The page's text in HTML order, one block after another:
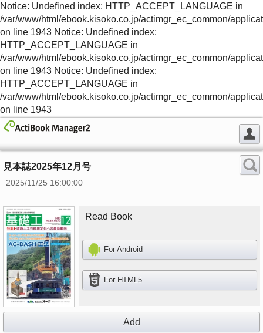
Notice: Undefined index: HTTP_ACCEPT_LANGUAGE in
/var/www/html/ebook.kisoko.co.jp/actimgr_ec_common/
on line 1943 Notice: Undefined index:
HTTP_ACCEPT_LANGUAGE in
/var/www/html/ebook.kisoko.co.jp/actimgr_ec_common/
on line 1943 Notice: Undefined index:
HTTP_ACCEPT_LANGUAGE in
/var/www/html/ebook.kisoko.co.jp/actimgr_ec_common/
on line 1943
見本誌2025年12月号
2025/11/25 16:00:00
Read Book
For Android
For HTML5
Add